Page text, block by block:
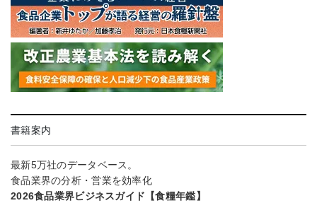
書籍案内
最新5万社のデータベース。
食品業界の分析・営業を効率化
2026食品業界ビジネスガイド【食糧年鑑】